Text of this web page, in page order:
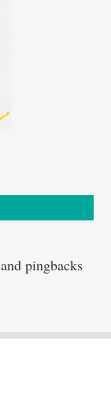
and pingbacks